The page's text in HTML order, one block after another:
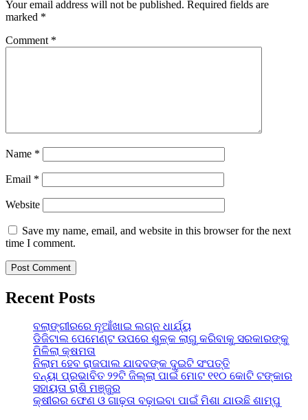
Your email address will not be published. Required fields are
marked *
Comment *
Name *
Email *
Website
Save my name, email, and website in this browser for the next
time I comment.
Recent Posts
ବଲାଙ୍ଗୀରରେ ନୂଆଁଖାଇ ଲଗ୍ନ ଧାର୍ଯ୍ୟ
ଡିଜିଟାଲ ପେମେଣ୍ଟ ଉପରେ ଶୁଳ୍କ ଲାଗୁ କରିବାକୁ ସରକାରଙ୍କୁ
ମିଳିଲା କ୍ଷମତା
ନିଲାମ ହେବ ରାଜପାଲ ଯାଦବଙ୍କ ଦୁଇଟି ସଂପତ୍ତି
ବନ୍ୟା ପ୍ରଭାବିତ ୨୨ଟି ଜିଲ୍ଲା ପାଇଁ ମୋଟ ୧୧୦ କୋଟି ଟଙ୍କାର
ସହାୟତା ରାଶି ମଞ୍ଜୁର
କ୍ଷୀରର ଫେଣ ଓ ଗାଢ଼ତା ବଢ଼ାଇବା ପାଇଁ ମିଶା ଯାଉଛି ଶାମ୍ପୁ